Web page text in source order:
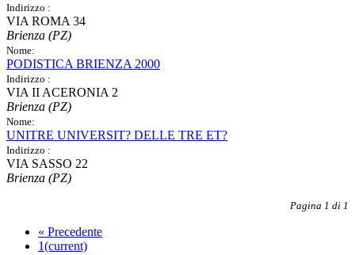
Indirizzo :
VIA ROMA 34
Brienza (PZ)
Nome:
PODISTICA BRIENZA 2000
Indirizzo :
VIA II ACERONIA 2
Brienza (PZ)
Nome:
UNITRE UNIVERSIT? DELLE TRE ET?
Indirizzo :
VIA SASSO 22
Brienza (PZ)
Pagina 1 di 1
« Precedente
1(current)